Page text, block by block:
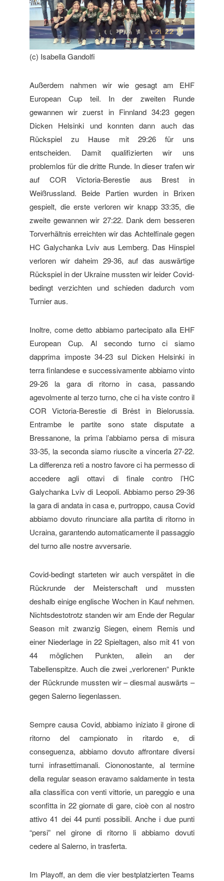
(c) Isabella Gandolfi
Außerdem nahmen wir wie gesagt am EHF
European Cup teil. In der zweiten Runde
gewannen wir zuerst in Finnland 34:23 gegen
Dicken Helsinki und konnten dann auch das
Rückspiel zu Hause mit 29:26 für uns
entscheiden. Damit qualifizierten wir uns
problemlos für die dritte Runde. In dieser trafen wir
auf COR Victoria-Berestie aus Brest in
Weißrussland. Beide Partien wurden in Brixen
gespielt, die erste verloren wir knapp 33:35, die
zweite gewannen wir 27:22. Dank dem besseren
Torverhältnis erreichten wir das Achtelfinale gegen
HC Galychanka Lviv aus Lemberg. Das Hinspiel
verloren wir daheim 29-36, auf das auswärtige
Rückspiel in der Ukraine mussten wir leider Covid-
bedingt verzichten und schieden dadurch vom
Turnier aus.
Inoltre, come detto abbiamo partecipato alla EHF
European Cup. Al secondo turno ci siamo
dapprima imposte 34-23 sul Dicken Helsinki in
terra finlandese e successivamente abbiamo vinto
29-26 la gara di ritorno in casa, passando
agevolmente al terzo turno, che ci ha viste contro il
COR Victoria-Berestie di Brėst in Bielorussia.
Entrambe le partite sono state disputate a
Bressanone, la prima l’abbiamo persa di misura
33-35, la seconda siamo riuscite a vincerla 27-22.
La differenza reti a nostro favore ci ha permesso di
accedere agli ottavi di finale contro l’HC
Galychanka Lviv di Leopoli. Abbiamo perso 29-36
la gara di andata in casa e, purtroppo, causa Covid
abbiamo dovuto rinunciare alla partita di ritorno in
Ucraina, garantendo automaticamente il passaggio
del turno alle nostre avversarie.
Covid-bedingt starteten wir auch verspätet in die
Rückrunde der Meisterschaft und mussten
deshalb einige englische Wochen in Kauf nehmen.
Nichtsdestotrotz standen wir am Ende der Regular
Season mit zwanzig Siegen, einem Remis und
einer Niederlage in 22 Spieltagen, also mit 41 von
44 möglichen Punkten, allein an der
Tabellenspitze. Auch die zwei „verlorenen“ Punkte
der Rückrunde mussten wir – diesmal auswärts –
gegen Salerno liegenlassen.
Sempre causa Covid, abbiamo iniziato il girone di
ritorno del campionato in ritardo e, di
conseguenza, abbiamo dovuto affrontare diversi
turni infrasettimanali. Ciononostante, al termine
della regular season eravamo saldamente in testa
alla classifica con venti vittorie, un pareggio e una
sconfitta in 22 giornate di gare, cioè con al nostro
attivo 41 dei 44 punti possibili. Anche i due punti
“persi” nel girone di ritorno li abbiamo dovuti
cedere al Salerno, in trasferta.
Im Playoff, an dem die vier bestplatzierten Teams